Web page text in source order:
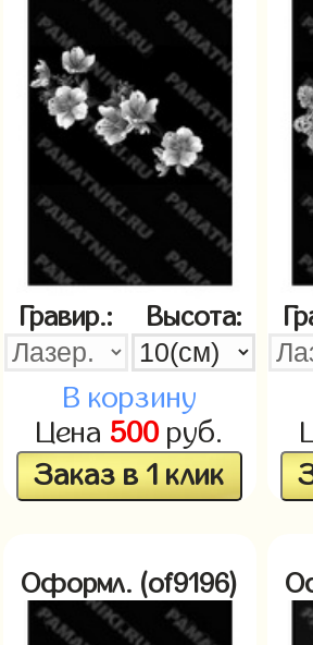
Гравир.: Высота:
В корзину
Цена 500руб.
Заказ в 1 клик
Оформл. (of9196)